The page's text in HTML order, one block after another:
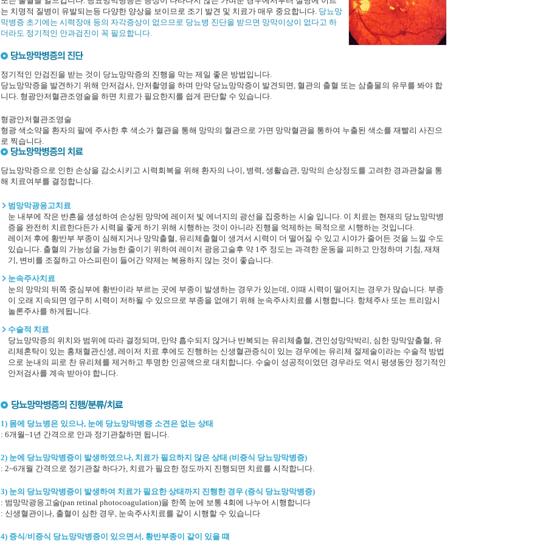
는 치명적 질병이 유발되는등 다양한 양상을 보이므로 조기 발견 및 치료가 매우 중요합니다. 당뇨망
막병증 초기에는 시력장애 등의 자각증상이 없으므로 당뇨병 진단을 받으면 망막이상이 없다고 하
더라도 정기적인 안과검진이 꼭 필요합니다.
정기적인 안검진을 받는 것이 당뇨망막증의 진행을 막는 제일 좋은 방법입니다.
당뇨망막증을 발견하기 위해 안저검사, 안저촬영을 하며 만약 당뇨망막증이 발견되면, 혈관의 출혈 또는 삼출물의 유무를 봐야 합
니다. 형광안저혈관조영술을 하면 치료가 필요한지를 쉽게 판단할 수 있습니다.
형광안저혈관조영술
형광 색소약을 환자의 팔에 주사한 후 색소가 혈관을 통해 망막의 혈관으로 가면 망막혈관을 통하여 누출된 색소를 재빨리 사진으
로 찍습니다.
당뇨망막증으로 인한 손상을 감소시키고 시력회복을 위해 환자의 나이, 병력, 생활습관, 망막의 손상정도를 고려한 경과관찰을 통
해 치료여부를 결정합니다.
범망막광응고치료
눈 내부에 작은 반흔을 생성하여 손상된 망막에 레이저 빛 에너지의 광선을 집중하는 시술 입니다. 이 치료는 현재의 당뇨망막병
증을 완전히 치료한다든가 시력을 좋게 하기 위해 시행하는 것이 아니라 진행을 억제하는 목적으로 시행하는 것입니다.
레이저 후에 황반부 부종이 심해지거나 망막출혈, 유리체출혈이 생겨서 시력이 더 떨어질 수 있고 시야가 줄어든 것을 느낄 수도
있습니다. 출혈의 가능성을 가능한 줄이기 위하여 레이저 광응고술후 약 1주 정도는 과격한 운동을 피하고 안정하며 기침, 재채
기, 변비를 조절하고 아스피린이 들어간 약제는 복용하지 않는 것이 좋습니다.
눈속주사치료
눈의 망막의 뒤쪽 중심부에 황반이라 부르는 곳에 부종이 발생하는 경우가 있는데, 이때 시력이 떨어지는 경우가 많습니다. 부종
이 오래 지속되면 영구히 시력이 저하될 수 있으므로 부종을 없애기 위해 눈속주사치료를 시행합니다. 항체주사 또는 트리암시
놀론주사를 하게됩니다.
수술적 치료
당뇨망막증의 위치와 범위에 따라 결정되며, 만약 흡수되지 않거나 반복되는 유리체출혈, 견인성망막박리, 심한 망막앞출혈, 유
리체혼탁이 있는 홍채혈관신생, 레이저 치료 후에도 진행하는 신생혈관증식이 있는 경우에는 유리체 절제술이라는 수술적 방법
으로 눈내의 피로 찬 유리체를 제거하고 투명한 인공액으로 대치합니다. 수술이 성공적이었던 경우라도 역시 평생동안 정기적인
안저검사를 계속 받아야 합니다.
1) 몸에 당뇨병은 있으나, 눈에 당뇨망막병증 소견은 없는 상태
: 6개월~1년 간격으로 안과 정기관찰하면 됩니다.
2) 눈에 당뇨망막병증이 발생하였으나, 치료가 필요하지 않은 상태 (비증식 당뇨망막병증)
: 2~6개월 간격으로 정기관찰 하다가, 치료가 필요한 정도까지 진행되면 치료를 시작합니다.
3) 눈의 당뇨망막병증이 발생하여 치료가 필요한 상태까지 진행한 경우 (증식 당뇨망막병증)
: 범망막광응고술(pan retinal photocoagulation)을 한쪽 눈에 보통 4회에 나누어 시행합니다
: 신생혈관이나, 출혈이 심한 경우, 눈속주사치료를 같이 시행할 수 있습니다
4) 증식/비증식 당뇨망막병증이 있으면서, 황반부종이 같이 있을 떄